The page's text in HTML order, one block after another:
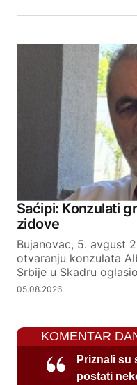
Saćipi: Konzulati
zidove
Bujanovac, 5. avgust
otvaranju konzulata
Srbije u Skadru
05.08.2026.
KOMENTAR
Priznali su
postati